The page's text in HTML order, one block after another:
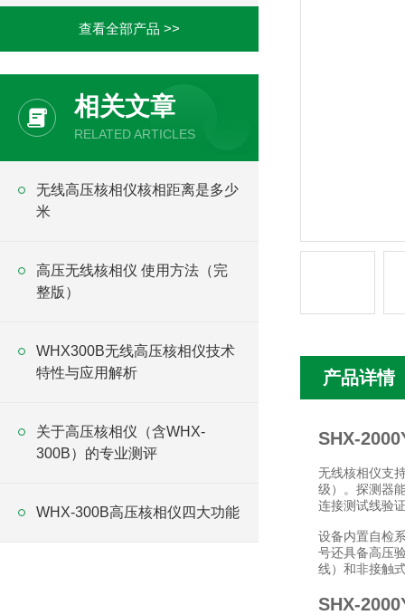
查看全部产品 >>
相关文章
RELATED ARTICLES
无线高压核相仪核相距离是多少
米
高压无线核相仪 使用方法（完
整版）
WHX300B无线高压核相仪技术
特性与应用解析
关于高压核相仪（含WHX-
300B）的专业测评
WHX-300B高压核相仪四大功能
产品详情
SHX-
无线核相仪支
级）。探测器
连接测试线验
设备内置自检
号还具备高压
线）和非接触
SHX-